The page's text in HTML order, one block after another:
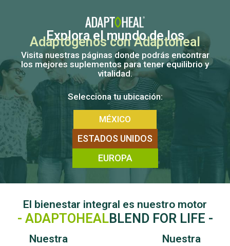
Explora el mundo de los
Adaptógenos con Adaptoheal
Visita nuestras páginas donde podrás encontrar
los mejores suplementos para tener equilibrio y
vitalidad.
Selecciona tu ubicación:
MÉXICO
ESTADOS UNIDOS
EUROPA
El bienestar integral es nuestro motor
- ADAPTOHEALBLEND FOR LIFE -
Nuestra
Nuestra